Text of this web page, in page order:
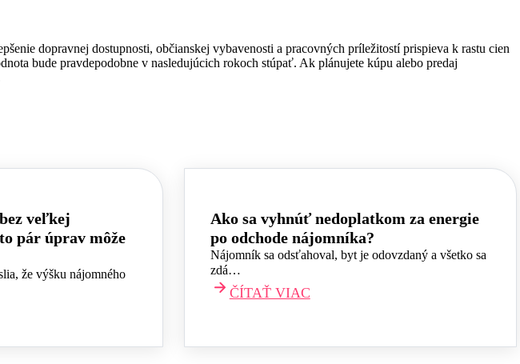
dopravnej dostupnosti, občianskej vybavenosti a pracovných príležitostí prispieva k rastu cien
bude pravdepodobne v nasledujúcich rokoch stúpať. Ak plánujete kúpu alebo predaj
veľkej
pár úprav môže
že výšku nájomného
Ako sa vyhnúť nedoplatkom za energie
po odchode nájomníka?
Nájomník sa odsťahoval, byt je odovzdaný a všetko sa
zdá…
ČÍTAŤ VIAC